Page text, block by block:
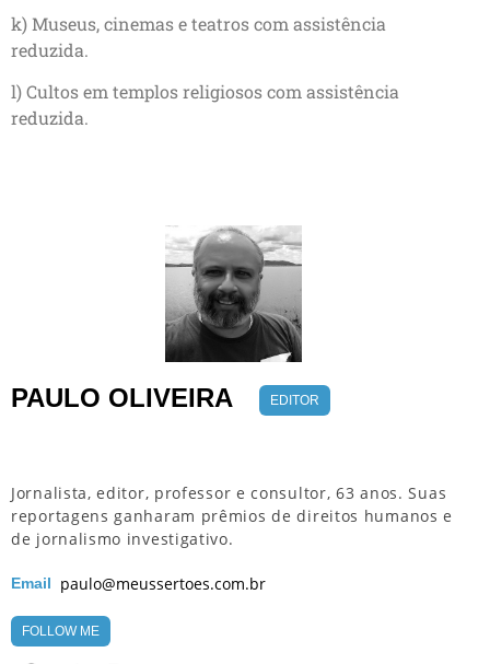
k) Museus, cinemas e teatros com assistência
reduzida.
l) Cultos em templos religiosos com assistência
reduzida.
PAULO OLIVEIRA EDITOR
Jornalista, editor, professor e consultor, 63 anos. Suas
reportagens ganharam prêmios de direitos humanos e
de jornalismo investigativo.
Email paulo@meussertoes.com.br
FOLLOW ME